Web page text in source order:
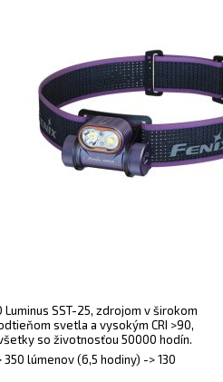
SST-25, zdrojom v širokom
svetla a vysokým CRI >90,
so životnosťou 50000 hodín.
lúmenov (6,5 hodiny) -> 130